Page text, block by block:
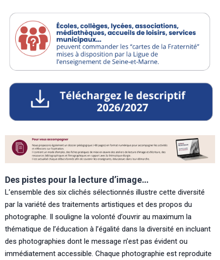
Des pistes pour la lecture d’image…
L’ensemble des six clichés sélectionnés illustre cette diversité
par la variété des traitements artistiques et des propos du
photographe. Il souligne la volonté d’ouvrir au maximum la
thématique de l’éducation à l’égalité dans la diversité en incluant
des photographies dont le message n’est pas évident ou
immédiatement accessible. Chaque photographie est reproduite